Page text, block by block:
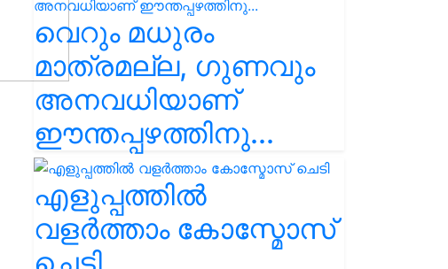
വെറും മധുരം
മാത്രമല്ല, ഗുണവും
അനവധിയാണ്
ഈന്തപ്പഴത്തിനു...
എളുപ്പത്തിൽ
വളർത്താം കോസ്മോസ്